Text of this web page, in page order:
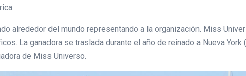
alrededor del mundo representando a la organización. Miss
La ganadora se traslada durante el año de reinado a Nueva
de Miss Universo.